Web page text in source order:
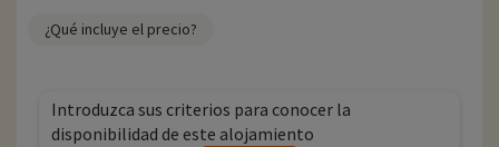
¿Qué incluye el precio?
Introduzca sus criterios para conocer la
disponibilidad de este alojamiento